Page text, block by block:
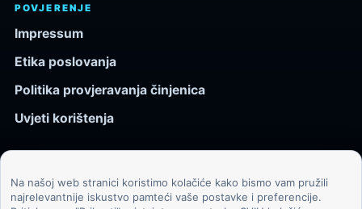
POVJERENJE
Impressum
Etika poslovanja
Politika provjeravanja činjenica
Uvjeti korištenja
© 2026 Kozmos.hr. Sva prava pridržana.
Na našoj web stranici koristimo kolačiće kako bismo vam pružili
najrelevantnije iskustvo pamteći vaše postavke i preferencije.